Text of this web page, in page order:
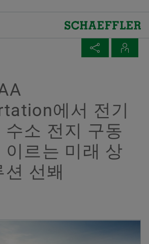
관리
환영합니다.
Solutions
목이 없습니다. 새 엘리먼트 버튼
장바구니에 모아 한 번에 주문하
다. 각 매체의 최대 주문 수량은
에서 전기
수소 전지 구동
이르는 미래 상
선봬